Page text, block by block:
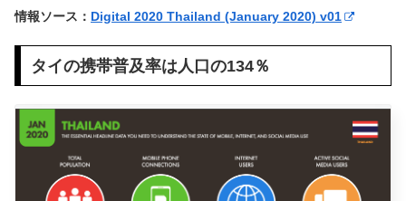
情報ソース： Digital 2020 Thailand (January 2020) v01
タイの携帯普及率は人口の134％